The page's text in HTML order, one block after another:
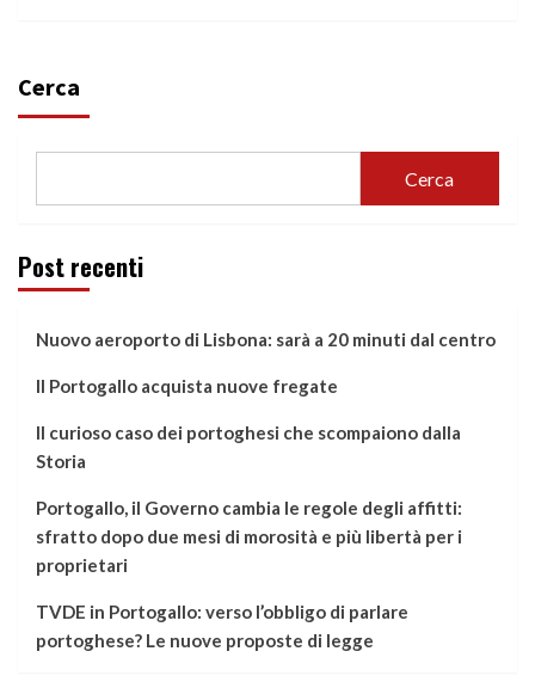
Cerca
Cerca
Post recenti
Nuovo aeroporto di Lisbona: sarà a 20 minuti dal centro
Il Portogallo acquista nuove fregate
Il curioso caso dei portoghesi che scompaiono dalla
Storia
Portogallo, il Governo cambia le regole degli affitti:
sfratto dopo due mesi di morosità e più libertà per i
proprietari
TVDE in Portogallo: verso l’obbligo di parlare
portoghese? Le nuove proposte di legge